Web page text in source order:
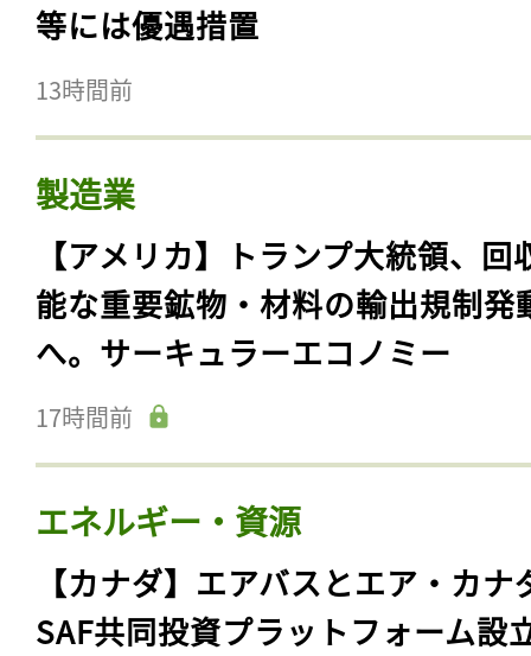
等には優遇措置
13時間前
製造業
【アメリカ】トランプ大統領、回
能な重要鉱物・材料の輸出規制発
へ。サーキュラーエコノミー
17時間前
エネルギー・資源
【カナダ】エアバスとエア・カナ
SAF共同投資プラットフォーム設